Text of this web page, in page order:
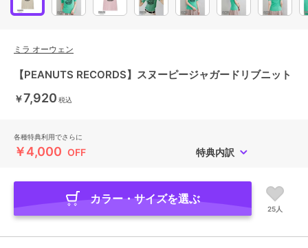
ミラ オーウェン
【PEANUTS RECORDS】スヌーピージャガードリブニット
￥7,920 税込
各種特典利用でさらに
￥4,000 OFF 特典内訳
カラー・サイズを選ぶ
25人